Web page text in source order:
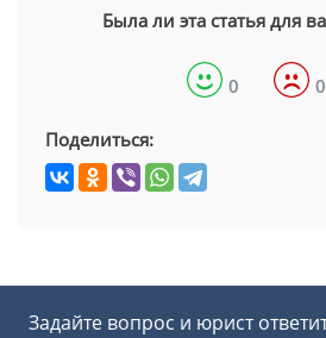
Была ли эта статья для
0 0
Поделиться:
Задайте вопрос и юрист